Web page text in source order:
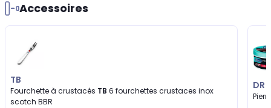
Accessoires
TB
Fourchette à crustacés TB
scotch BBR
DR